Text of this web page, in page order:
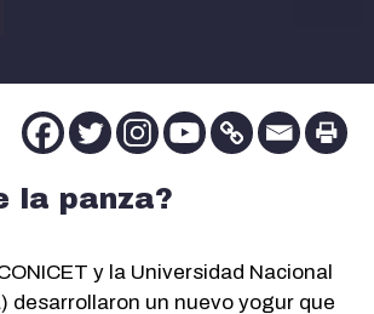
la panza?
y la Universidad Nacional
desarrollaron un nuevo yogur que